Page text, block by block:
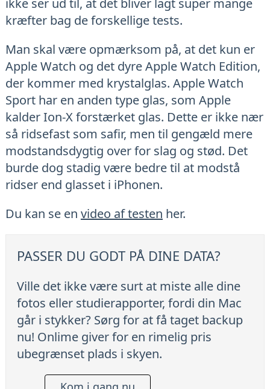
ikke ser ud til, at det bliver lagt super mange
kræfter bag de forskellige tests.
Man skal være opmærksom på, at det kun er
Apple Watch og det dyre Apple Watch Edition,
der kommer med krystalglas. Apple Watch
Sport har en anden type glas, som Apple
kalder Ion-X forstærket glas. Dette er ikke nær
så ridsefast som safir, men til gengæld mere
modstandsdygtig over for slag og stød. Det
burde dog stadig være bedre til at modstå
ridser end glasset i iPhonen.
Du kan se en video af testen her.
PASSER DU GODT PÅ DINE DATA?
Ville det ikke være surt at miste alle dine
fotos eller studierapporter, fordi din Mac
går i stykker? Sørg for at få taget backup
nu! Onlime giver for en rimelig pris
ubegrænset plads i skyen.